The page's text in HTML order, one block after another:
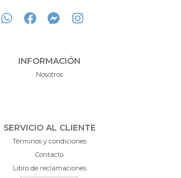
INFORMACIÓN
Nosotros
SERVICIO AL CLIENTE
Términos y condiciones
Contacto
Libro de reclamaciones